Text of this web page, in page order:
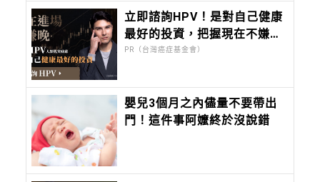
立即諮詢HPV！是對自己健康
最好的投資，把握現在不嫌
晚！
PR（台灣癌症基金會）
嬰兒3個月之內儘量不要帶出
門！這件事阿嬤終於沒說錯